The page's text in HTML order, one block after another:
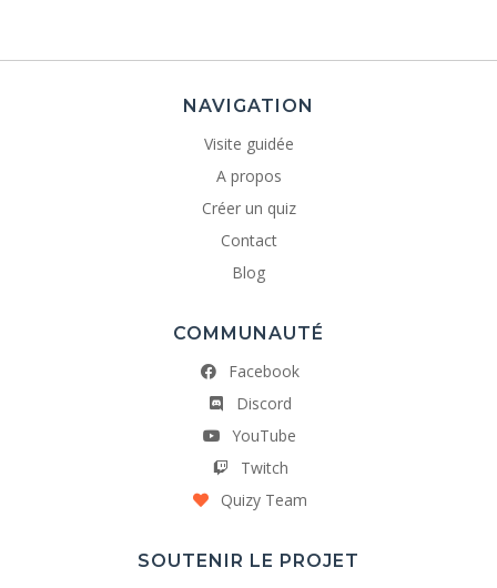
NAVIGATION
Visite guidée
A propos
Créer un quiz
Contact
Blog
COMMUNAUTÉ
Facebook
Discord
YouTube
Twitch
Quizy Team
SOUTENIR LE PROJET